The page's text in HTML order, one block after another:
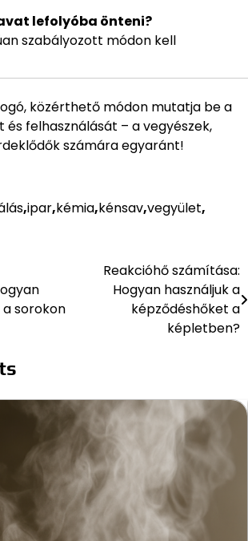
lefolyóba önteni?
szabályozott módon kell
közérthető módon mutatja be a
és felhasználását – a vegyészek,
számára egyaránt!
,ipar,kémia,kénsav,vegyület,
sorokon
Reakcióhő számítása:
Hogyan használjuk a
képződéshőket a
képletben?